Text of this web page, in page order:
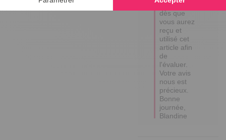
vers nous,
dès que
vous aurez
reçu et
utilisé cet
article afin
de
l'évaluer.
Votre avis
nous est
précieux.
Bonne
journée,
Blandine